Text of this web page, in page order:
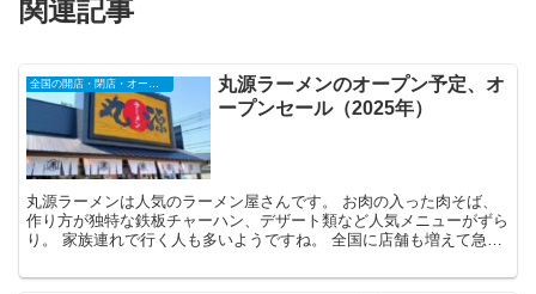
関連記事
丸源ラーメンのオープン予定、オ
ープンセール（2025年）
丸源ラーメンは人気のラーメン屋さんです。 お肉の入った肉そば、
作り方が独特な鉄板チャーハン、デザート類など人気メニューがずら
り。 家族連れで行く人も多いようですね。 全国に店舗も増えて急成